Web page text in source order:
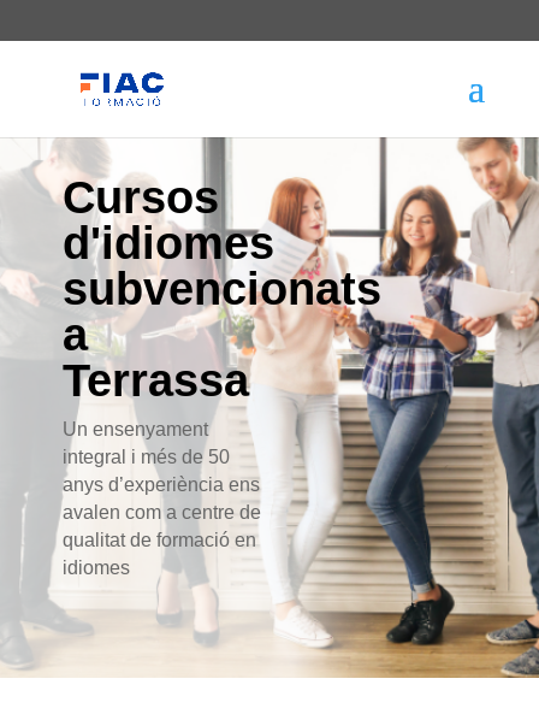
Cursos
d'idiomes
subvencionats
a
Terrassa
Un ensenyament
integral i més de 50
anys d’experiència ens
avalen com a centre de
qualitat de formació en
idiomes